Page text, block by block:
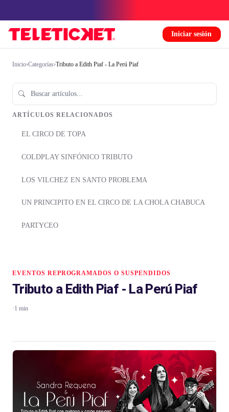
Iniciar sesión
Inicio›Categorías›Tributo a Edith Piaf - La Perú Piaf
ARTÍCULOS RELACIONADOS
EL CIRCO DE TOPA
COLDPLAY SINFÓNICO TRIBUTO
LOS VILCHEZ EN SANTO PROBLEMA
UN PRINCIPITO EN EL CIRCO DE LA CHOLA CHABUCA
PARTYCEO
EVENTOS REPROGRAMADOS O SUSPENDIDOS
Tributo a Edith Piaf - La Perú Piaf
·1 min